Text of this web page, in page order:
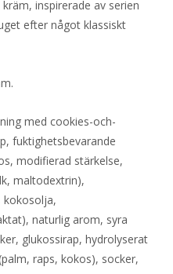
inspirerade av serien
efter något klassiskt
med cookies-och-
fuktighetsbevarande
modifierad stärkelse,
maltodextrin),
kokosolja,
naturlig arom, syra
glukossirap, hydrolyserat
raps, kokos), socker,